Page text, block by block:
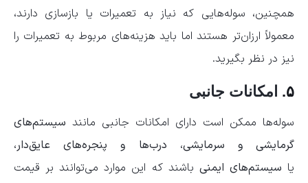
همچنین، سوله‌هایی که نیاز به تعمیرات یا بازسازی دارند،
معمولاً ارزان‌تر هستند اما باید هزینه‌های مربوط به تعمیرات را
نیز در نظر بگیرید.
۵. امکانات جانبی
سوله‌ها ممکن است دارای امکانات جانبی مانند سیستم‌های
گرمایشی و سرمایشی، درب‌ها و پنجره‌های عایق‌دار،
یا سیستم‌های ایمنی باشند که این موارد می‌توانند بر قیمت